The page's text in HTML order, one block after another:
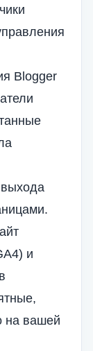
Blogger
выхода
и
на вашей